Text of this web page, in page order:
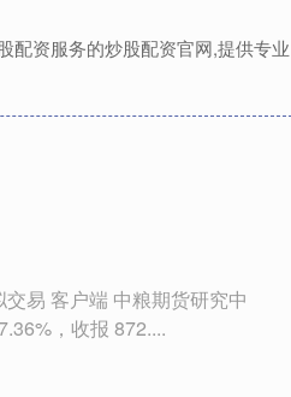
资服务的炒股配资官网,提供专
易 客户端 中粮期货研究中
，收报 872....